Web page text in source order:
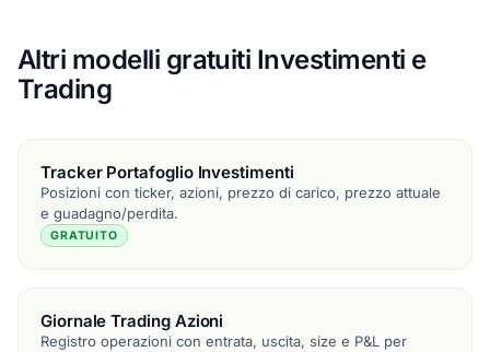
Altri modelli gratuiti Investimenti e
Trading
Tracker Portafoglio Investimenti
Posizioni con ticker, azioni, prezzo di carico, prezzo attuale
e guadagno/perdita.
GRATUITO
Giornale Trading Azioni
Registro operazioni con entrata, uscita, size e P&L per